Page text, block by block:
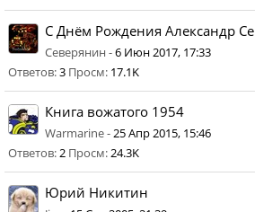
С Днём Рождения Александр
Северянин -6 Июн 2017, 17:33
Ответов:3 Просм: 17.1K
Книга вожатого 1954
Warmarine -25 Апр 2015, 15:46
Ответов:2 Просм:24.3K
Юрий Никитин